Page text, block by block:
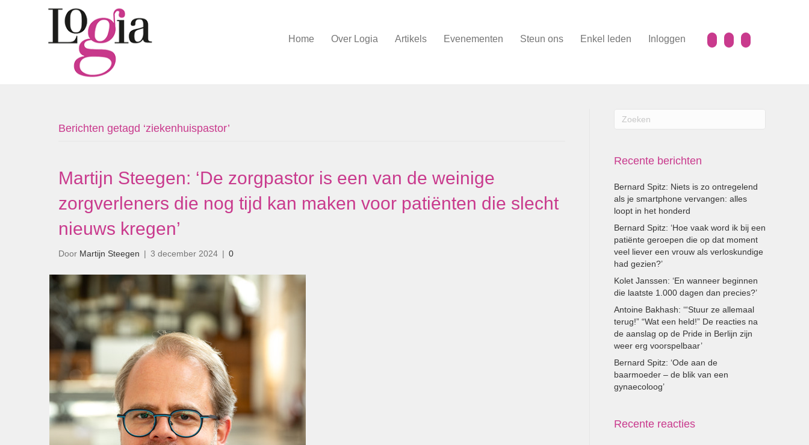
Home Over Logia Artikels Evenementen Steun ons Enkel leden Inloggen
Berichten getagd ‘ziekenhuispastor’
Martijn Steegen: ‘De zorgpastor is een van de weinige
zorgverleners die nog tijd kan maken voor patiënten die slecht
nieuws kregen’
Door Martijn Steegen | 3 december 2024 | 0
Recente berichten
Bernard Spitz: Niets is zo ontregelend
als je smartphone vervangen: alles
loopt in het honderd
Bernard Spitz: ‘Hoe vaak word ik bij een
patiënte geroepen die op dat moment
veel liever een vrouw als verloskundige
had gezien?’
Kolet Janssen: ‘En wanneer beginnen
die laatste 1.000 dagen dan precies?’
Antoine Bakhash: ‘“Stuur ze allemaal
terug!” “Wat een held!” De reacties na
de aanslag op de Pride in Berlijn zijn
weer erg voorspelbaar’
Bernard Spitz: ‘Ode aan de
baarmoeder – de blik van een
gynaecoloog’
Recente reacties